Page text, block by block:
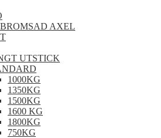
AXEL
UTSTICK
1000KG
1350KG
1500KG
1600 KG
1800KG
750KG